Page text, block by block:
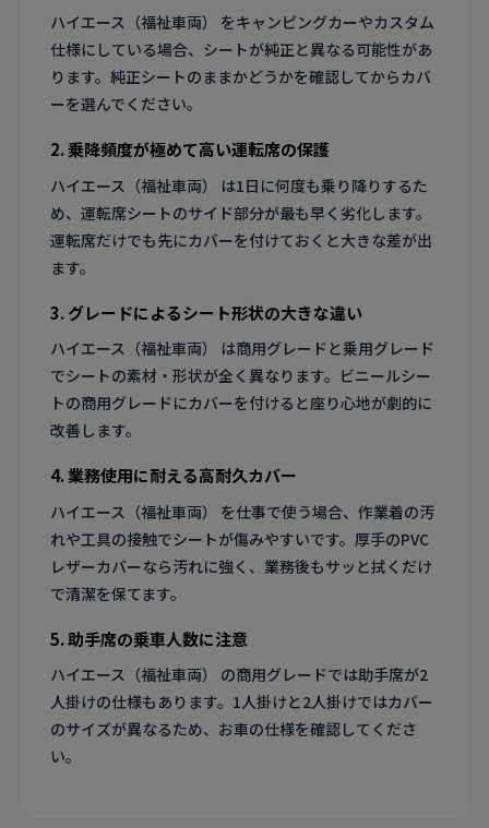
ハイエース（福祉車両） をキャンピングカーやカスタム
仕様にしている場合、シートが純正と異なる可能性があ
ります。純正シートのままかどうかを確認してからカバ
ーを選んでください。
2. 乗降頻度が極めて高い運転席の保護
ハイエース（福祉車両） は1日に何度も乗り降りするた
め、運転席シートのサイド部分が最も早く劣化します。
運転席だけでも先にカバーを付けておくと大きな差が出
ます。
3. グレードによるシート形状の大きな違い
ハイエース（福祉車両） は商用グレードと乗用グレード
でシートの素材・形状が全く異なります。ビニールシー
トの商用グレードにカバーを付けると座り心地が劇的に
改善します。
4. 業務使用に耐える高耐久カバー
ハイエース（福祉車両） を仕事で使う場合、作業着の汚
れや工具の接触でシートが傷みやすいです。厚手のPVC
レザーカバーなら汚れに強く、業務後もサッと拭くだけ
で清潔を保てます。
5. 助手席の乗車人数に注意
ハイエース（福祉車両） の商用グレードでは助手席が2
人掛けの仕様もあります。1人掛けと2人掛けではカバー
のサイズが異なるため、お車の仕様を確認してくださ
い。